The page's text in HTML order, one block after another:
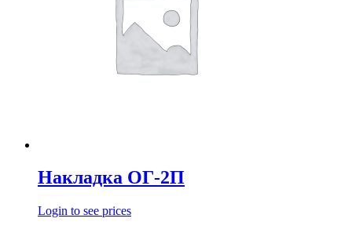
Накладка ОГ-2П
Login to see prices